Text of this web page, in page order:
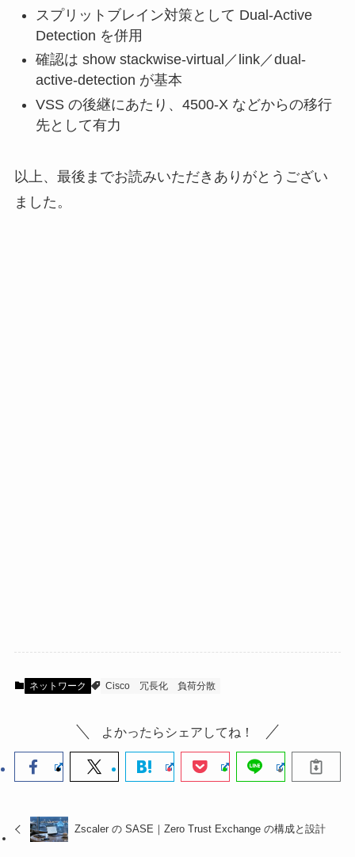
スプリットブレイン対策として Dual-Active
Detection を併用
確認は show stackwise-virtual／link／dual-
active-detection が基本
VSS の後継にあたり、4500-X などからの移行
先として有力
以上、最後までお読みいただきありがとうござい
ました。
ネットワーク Cisco 冗長化 負荷分散
よかったらシェアしてね！
Zscaler の SASE｜Zero Trust Exchange の構成と設計